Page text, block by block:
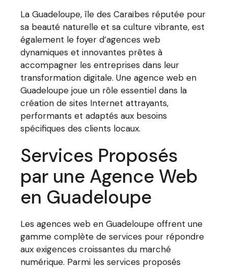
La Guadeloupe, île des Caraïbes réputée pour
sa beauté naturelle et sa culture vibrante, est
également le foyer d’agences web
dynamiques et innovantes prêtes à
accompagner les entreprises dans leur
transformation digitale. Une agence web en
Guadeloupe joue un rôle essentiel dans la
création de sites Internet attrayants,
performants et adaptés aux besoins
spécifiques des clients locaux.
Services Proposés
par une Agence Web
en Guadeloupe
Les agences web en Guadeloupe offrent une
gamme complète de services pour répondre
aux exigences croissantes du marché
numérique. Parmi les services proposés